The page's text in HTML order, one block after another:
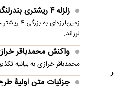
زلزله ۴ ریشتری بندرلنگه را لرزاند
لرزاند.
واکنش محمدباقر
محمدباقر خرازی به بیانیه
جزئیات متن اولیۀ